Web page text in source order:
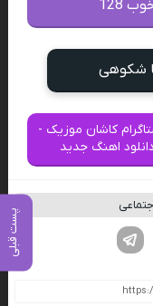
پست قبلی
128
شکوهی
کاشان موزیک -
دانلود اهنگ جدید
لینکدین